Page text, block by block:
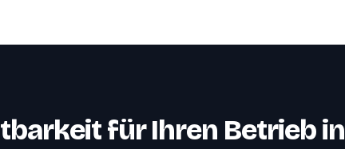
für Ihren Betrieb in